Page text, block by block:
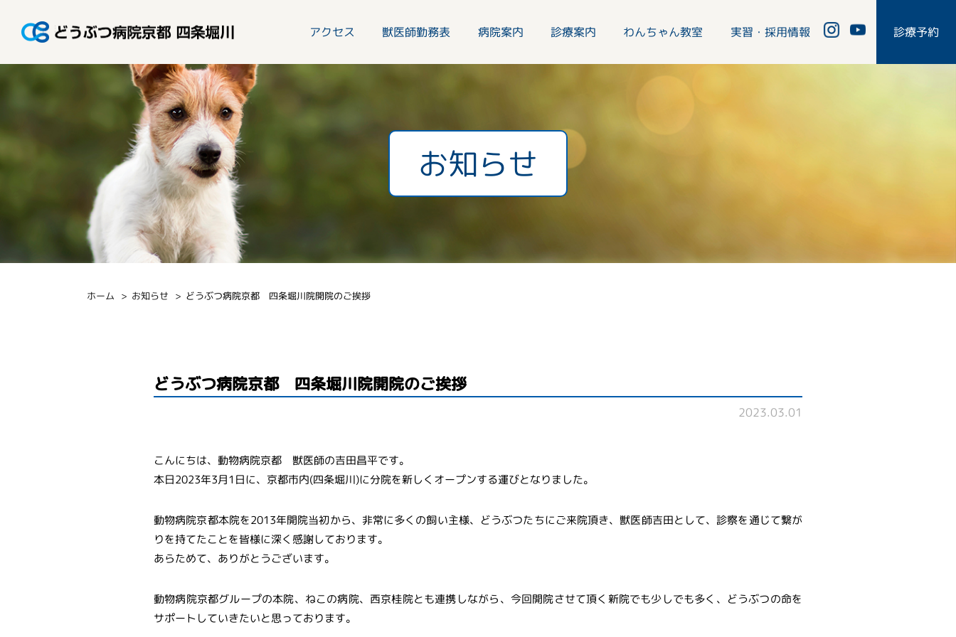
アクセス 獣医師勤務表 病院案内 診療案内 わんちゃん教室 実習・採用情報 診療予約
お知らせ
ホーム お知らせ どうぶつ病院京都 四条堀川院開院のご挨拶
どうぶつ病院京都 四条堀川院開院のご挨拶
2023.03.01
こんにちは、動物病院京都 獣医師の吉田昌平です。
本日2023年3月1日に、京都市内(四条堀川)に分院を新しくオープンする運びとなりました。
動物病院京都本院を2013年開院当初から、非常に多くの飼い主様、どうぶつたちにご来院頂き、獣医師吉田として、診察を通じて繋が
りを持てたことを皆様に深く感謝しております。
あらためて、ありがとうございます。
動物病院京都グループの本院、ねこの病院、西京桂院とも連携しながら、今回開院させて頂く新院でも少しでも多く、どうぶつの命を
サポートしていきたいと思っております。